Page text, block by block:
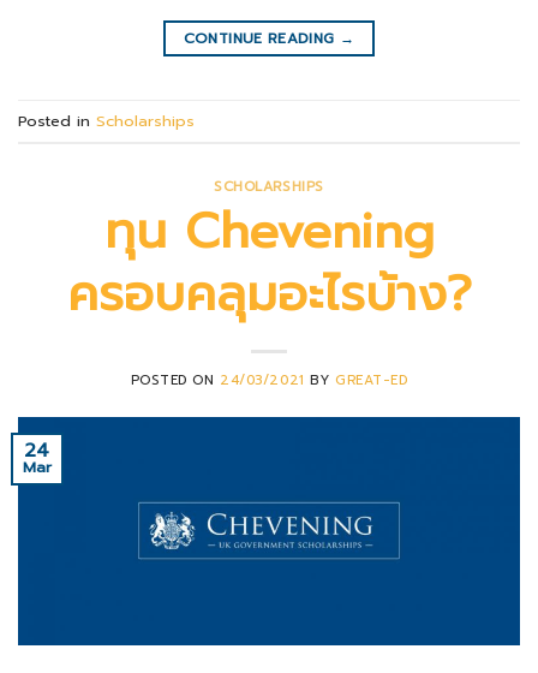
CONTINUE READING →
Posted in Scholarships
SCHOLARSHIPS
ทุน Chevening
ครอบคลุมอะไรบ้าง?
POSTED ON 24/03/2021 BY GREAT-ED
24
Mar